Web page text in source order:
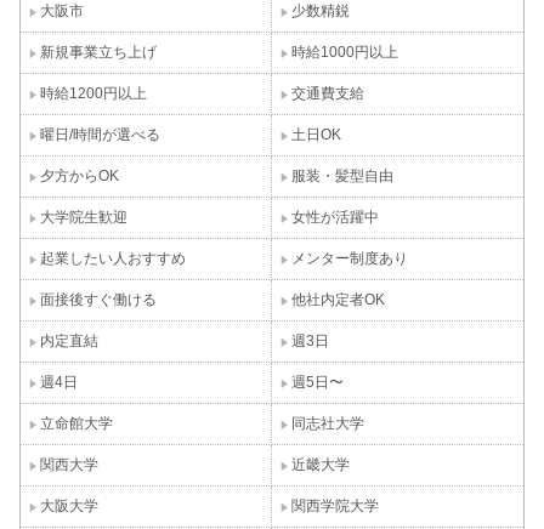
大阪市 少数精鋭
新規事業立ち上げ 時給1000円以上
時給1200円以上 交通費支給
曜日/時間が選べる 土日OK
夕方からOK 服装・髪型自由
大学院生歓迎 女性が活躍中
起業したい人おすすめ メンター制度あり
面接後すぐ働ける 他社内定者OK
内定直結 週3日
週4日 週5日〜
立命館大学 同志社大学
関西大学 近畿大学
大阪大学 関西学院大学